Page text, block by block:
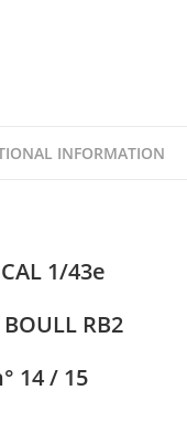
INFORMATION
1/43e
BOULL RB2
14 / 15